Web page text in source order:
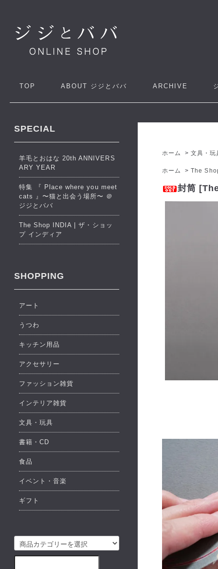
TOP ABOUT ジジとババ ARCHIVE
ホーム >文具・玩
ホーム >The
封筒
SPECIAL
羊毛とおはな 20th ANNIVERS
ARY YEAR
特集 『 Place where you meet
cats 』〜猫と出会う場所〜 ＠
ジジとババ
The Shop INDIA | ザ・ショッ
プ インディア
SHOPPING
アート
うつわ
キッチン用品
アクセサリー
ファッション雑貨
インテリア雑貨
文具・玩具
書籍・CD
食品
イベント・音楽
ギフト